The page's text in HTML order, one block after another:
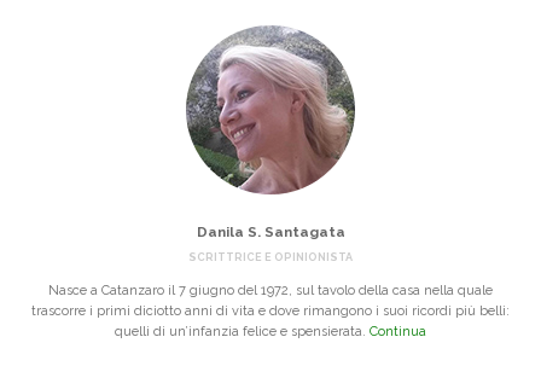
Danila S. Santagata
SCRITTRICE E OPINIONISTA
Nasce a Catanzaro il 7 giugno del 1972, sul tavolo della casa nella quale
trascorre i primi diciotto anni di vita e dove rimangono i suoi ricordi più belli:
quelli di un’infanzia felice e spensierata. Continua